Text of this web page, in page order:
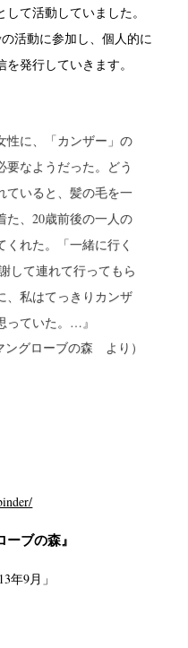
て活動していました。
の活動に参加し、個人的に
発行していきます。
性に、「カンザー」の
要なようだった。どう
ていると、髪の毛を一
た、20歳前後の一人の
れた。「一緒に行く
して連れて行ってもら
、私はてっきりカンザ
っていた。…』
ングローブの森 より）
ブの森』
年9月」